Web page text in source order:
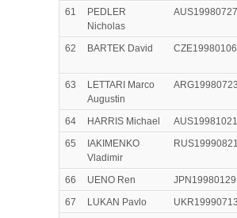
61
PEDLER
Nicholas
AUS19980727
62 BARTEK David CZE19980106
63
LETTARI Marco
Augustin
ARG19980723
64 HARRIS Michael AUS19981021
65
IAKIMENKO
Vladimir
RUS19990821
66 UENO Ren JPN19980129
67
LUKAN Pavlo UKR19990713